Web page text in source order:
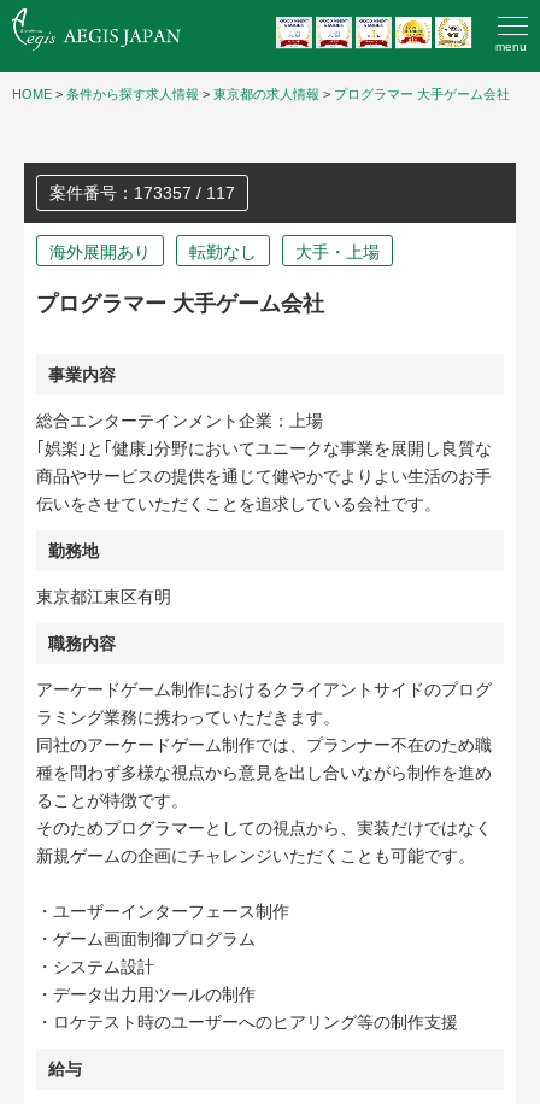
menu
HOME > 条件から探す求人情報 > 東京都の求人情報 > プログラマー 大手ゲーム会社
案件番号：173357 / 117
海外展開あり 転勤なし 大手・上場
プログラマー 大手ゲーム会社
事業内容
総合エンターテインメント企業：上場
｢娯楽｣と｢健康｣分野においてユニークな事業を展開し良質な
商品やサービスの提供を通じて健やかでよりよい生活のお手
伝いをさせていただくことを追求している会社です。
勤務地
東京都江東区有明
職務内容
アーケードゲーム制作におけるクライアントサイドのプログ
ラミング業務に携わっていただきます。
同社のアーケードゲーム制作では、プランナー不在のため職
種を問わず多様な視点から意見を出し合いながら制作を進め
ることが特徴です。
そのためプログラマーとしての視点から、実装だけではなく
新規ゲームの企画にチャレンジいただくことも可能です。
・ユーザーインターフェース制作
・ゲーム画面制御プログラム
・システム設計
・データ出力用ツールの制作
・ロケテスト時のユーザーへのヒアリング等の制作支援
給与